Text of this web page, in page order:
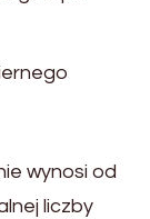
wynosi od
liczby